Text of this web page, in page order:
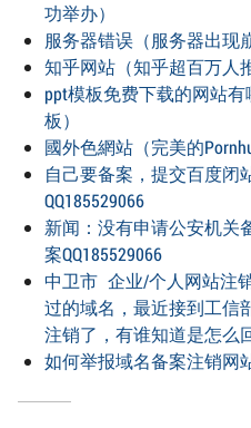
功举办）
服务器错误（服务器出现
知乎网站（知乎超百万人
ppt模板免费下载的网站
板）
國外色網站（完美的
自己要备案，提交百度闭
QQ185529066
新闻：没有申请公安机关
案QQ185529066
中卫市 企业/个人网站注
过的域名，最近接到工信
注销了，有谁知道是怎么
如何举报域名备案注销网